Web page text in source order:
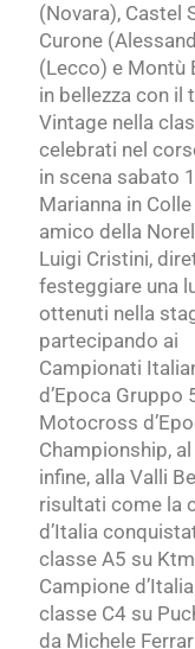
(Novara), Castel
Curone
(Lecco) e Montù
in bellezza con il
Vintage nella
celebrati nel
in scena sabato
Marianna in
amico della
Luigi Cristini,
festeggiare una
ottenuti nella
partecipando ai
Campionati
d’Epoca Gruppo
Motocross
Championship,
infine, alla Valli
risultati come la
d’Italia
classe A5 su
Campione
classe C4 su
da Michele